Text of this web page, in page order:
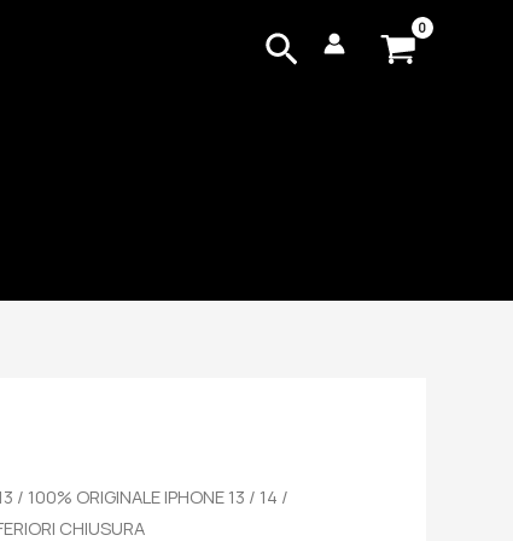
Cerca
/ 100% ORIGINALE IPHONE 13 / 14 /
CHIUSURA